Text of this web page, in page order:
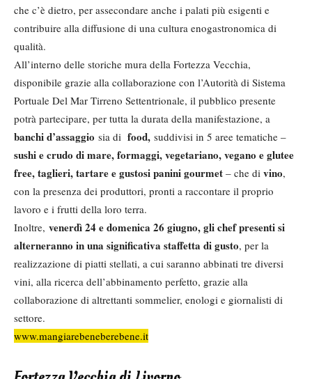
che c’è dietro, per assecondare anche i palati più esigenti e
contribuire alla diffusione di una cultura enogastronomica di
qualità.
All’interno delle storiche mura della Fortezza Vecchia,
disponibile grazie alla collaborazione con l’Autorità di Sistema
Portuale Del Mar Tirreno Settentrionale, il pubblico presente
potrà partecipare, per tutta la durata della manifestazione, a
banchi d’assaggio sia di food, suddivisi in 5 aree tematiche –
sushi e crudo di mare, formaggi, vegetariano, vegano e glutee
free, taglieri, tartare e gustosi panini gourmet – che di vino,
con la presenza dei produttori, pronti a raccontare il proprio
lavoro e i frutti della loro terra.
Inoltre, venerdì 24 e domenica 26 giugno, gli chef presenti si
alterneranno in una significativa staffetta di gusto, per la
realizzazione di piatti stellati, a cui saranno abbinati tre diversi
vini, alla ricerca dell’abbinamento perfetto, grazie alla
collaborazione di altrettanti sommelier, enologi e giornalisti di
settore.
www.mangiarebeneberebene.it